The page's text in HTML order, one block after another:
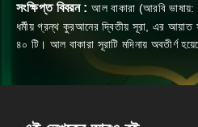
সংক্ষিপ্ত বিবরন : আল বাকারা (আরবি ভাষায়: سورة البقرة) মুসলমানদের পবিত্র
ধর্মীয় গ্রন্থ কুরআনের দ্বিতীয় সূরা, এর
৪০ টি। আল বাকারা সূরাটি মদিনায় অবতীর্ণ